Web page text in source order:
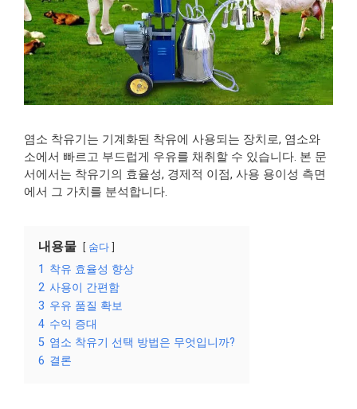
염소 착유기는 기계화된 착유에 사용되는 장치로, 염소와
소에서 빠르고 부드럽게 우유를 채취할 수 있습니다. 본 문
서에서는 착유기의 효율성, 경제적 이점, 사용 용이성 측면
에서 그 가치를 분석합니다.
내용물 숨다
1 착유 효율성 향상
2 사용이 간편함
3 우유 품질 확보
4 수익 증대
5 염소 착유기 선택 방법은 무엇입니까?
6 결론